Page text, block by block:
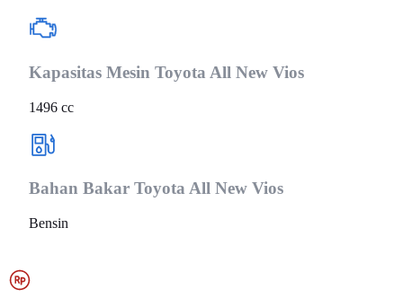
Kapasitas Mesin Toyota All New Vios
1496 cc
Bahan Bakar Toyota All New Vios
Bensin